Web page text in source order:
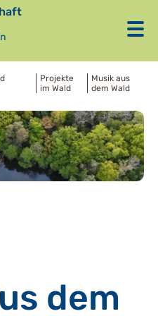
Projekte
im Wald
Musik aus
dem Wald
dem